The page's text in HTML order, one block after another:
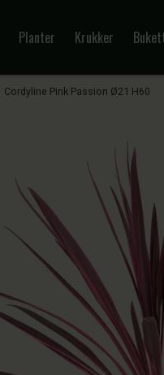
Planter Krukker
Cordyline Pink Passion Ø21 H60